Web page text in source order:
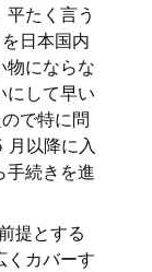
平たく言う
日本国内
物にならな
にして早い
で特に問
以降に入
手続きを進
提とする
くカバーす